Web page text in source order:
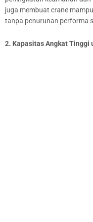
juga membuat crane
tanpa penurunan performa
2. Kapasitas Angkat Tinggi